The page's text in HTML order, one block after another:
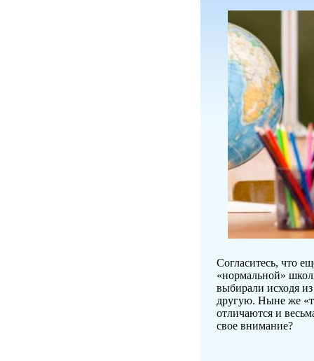
Согласитесь, что
«нормальной»
выбирали исходя
другую. Ныне же
отличаются и
свое внимание?